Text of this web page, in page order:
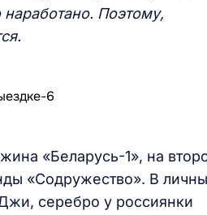
Поэтому,
«Беларусь-1», на
«Содружество». В
серебро у россиянки